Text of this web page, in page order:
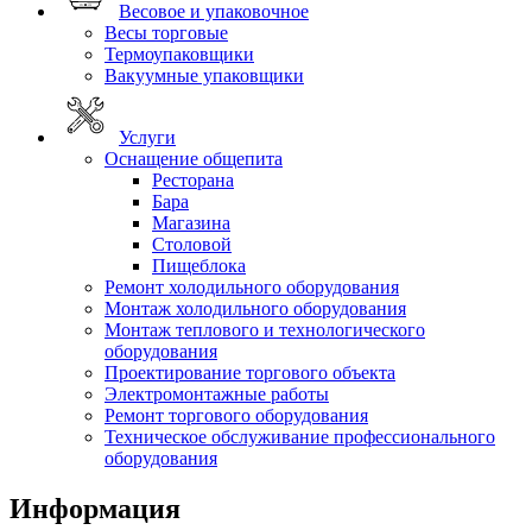
Весовое и упаковочное
Весы торговые
Термоупаковщики
Вакуумные упаковщики
Услуги
Оснащение общепита
Ресторана
Бара
Магазина
Столовой
Пищеблока
Ремонт холодильного оборудования
Монтаж холодильного оборудования
Монтаж теплового и технологического
оборудования
Проектирование торгового объекта
Электромонтажные работы
Ремонт торгового оборудования
Техническое обслуживание профессионального
оборудования
Информация